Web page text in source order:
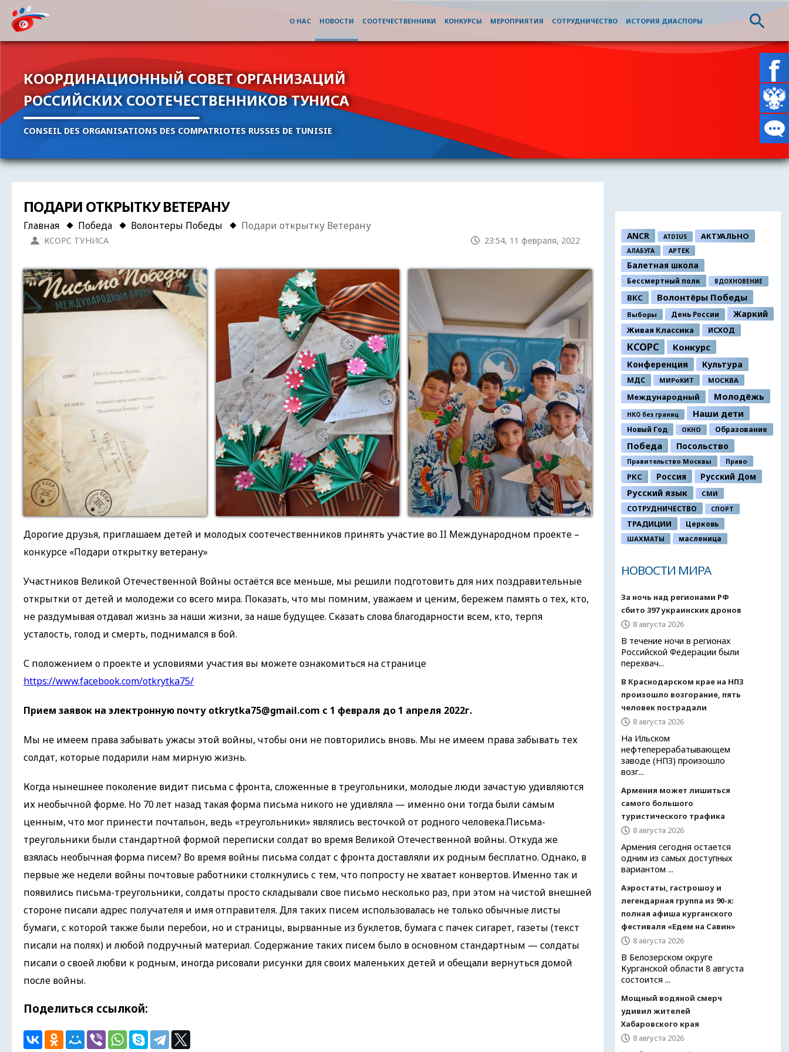
КООРДИНАЦИОННЫЙ СОВЕТ ОРГАНИЗАЦИЙ
РОССИЙСКИХ СООТЕЧЕСТВЕННИКОВ ТУНИСА
CONSEIL DES ORGANISATIONS DES COMPATRIOTES RUSSES DE TUNISIE
О НАС НОВОСТИ СООТЕЧЕСТВЕННИКИ КОНКУРСЫ МЕРОПРИЯТИЯ СОТРУДНИЧЕСТВО ИСТОРИЯ ДИАСПОРЫ
ПОДАРИ ОТКРЫТКУ ВЕТЕРАНУ
Главная Победа Волонтеры Победы Подари открытку Ветерану
КСОРС ТУНИСА 23:54, 11 февраля, 2022
Дорогие друзья, приглашаем детей и молодых соотечественников принять участие во II Международном проекте –
конкурсе «Подари открытку ветерану»
Участников Великой Отечественной Войны остаётся все меньше, мы решили подготовить для них поздравительные
открытки от детей и молодежи со всего мира. Показать, что мы помним, уважаем и ценим, бережем память о тех, кто,
не раздумывая отдавал жизнь за наши жизни, за наше будущее. Сказать слова благодарности всем, кто, терпя
усталость, голод и смерть, поднимался в бой.
С положением о проекте и условиями участия вы можете ознакомиться на странице
https://www.facebook.com/otkrytka75/
Прием заявок на электронную почту otkrytka75@gmail.com c 1 февраля до 1 апреля 2022г.
Мы не имеем права забывать ужасы этой войны, чтобы они не повторились вновь. Мы не имеем права забывать тех
солдат, которые подарили нам мирную жизнь.
Когда нынешнее поколение видит письма с фронта, сложенные в треугольники, молодые люди зачастую удивляются
их необычной форме. Но 70 лет назад такая форма письма никого не удивляла — именно они тогда были самым
ценным, что мог принести почтальон, ведь «треугольники» являлись весточкой от родного человека.Письма-
треугольники были стандартной формой переписки солдат во время Великой Отечественной войны. Откуда же
взялась необычная форма писем? Во время войны письма солдат с фронта доставляли их родным бесплатно. Однако, в
первые же недели войны почтовые работники столкнулись с тем, что попросту не хватает конвертов. Именно так и
появились письма-треугольники, солдаты просто складывали свое письмо несколько раз, при этом на чистой внешней
стороне писали адрес получателя и имя отправителя. Для таких писем использовалась не только обычные листы
бумаги, с которой также были перебои, но и страницы, вырванные из буклетов, бумага с пачек сигарет, газеты (текст
писали на полях) и любой подручный материал. Содержание таких писем было в основном стандартным — солдаты
писали о своей любви к родным, иногда рисовали рисунки для своих маленьких детей и обещали вернуться домой
после войны.
Поделиться ссылкой:
ANCR ATDIUS АКТУАЛЬНО
АЛАБУГА АРТЕК
Балетная школа
Бессмертный полк ВДОХНОВЕНИЕ
ВКС Волонтёры Победы
Выборы День России Жаркий
Живая Классика ИСХОД
КСОРС Конкурс
Конференция Культура
МДС МИРоКИТ МОСКВА
Международный Молодёжь
НКО без границ Наши дети
Новый Год ОКНО Образование
Победа Посольство
Правительство Москвы Право
РКС Россия
Русский Дом
Русский язык
СМИ
СОТРУДНИЧЕСТВО СПОРТ
ТРАДИЦИИ Церковь
ШАХМАТЫ масленица
НОВОСТИ МИРА
За ночь над регионами РФ
сбито 397 украинских дронов
8 августа 2026
В течение ночи в регионах
Российской Федерации были
перехвач...
В Краснодарском крае на НПЗ
произошло возгорание, пять
человек пострадали
8 августа 2026
На Ильском
нефтеперерабатывающем
заводе (НПЗ) произошло
возг...
Армения может лишиться
самого большого
туристического трафика
8 августа 2026
Армения сегодня остается
одним из самых доступных
вариантом ...
Аэростаты, гастрошоу и
легендарная группа из 90-х:
полная афиша курганского
фестиваля «Едем на Савин»
8 августа 2026
В Белозерском округе
Курганской области 8 августа
состоится ...
Мощный водяной смерч
удивил жителей
Хабаровского края
8 августа 2026